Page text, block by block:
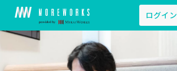
ログイン